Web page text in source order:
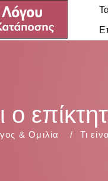
ο
& Ομιλία Τι